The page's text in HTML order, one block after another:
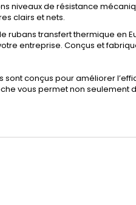
niveaux de résistance
clairs et nets.
rubans transfert thermique
entreprise. Conçus et
sont conçus pour améliorer
vous permet non